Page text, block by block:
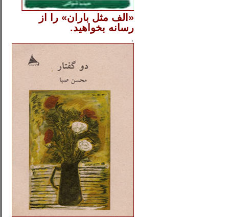
«الف مثل باران» را از
رسانه بخواهید.
.